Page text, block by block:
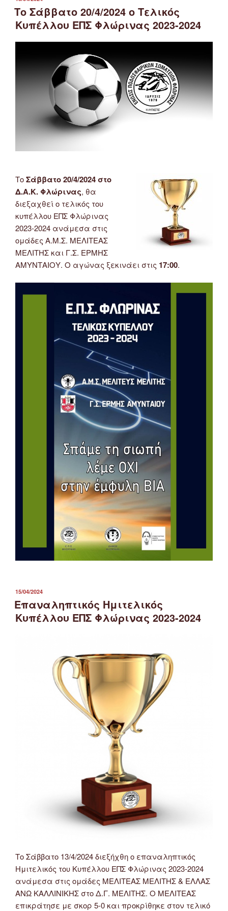
ΣΤΙΣ
Το Σάββατο 20/4/2024 ο Τελικός
Κυπέλλου ΕΠΣ Φλώρινας 2023-2024
ΤοΣάββατο 20/4/2024 στο
Δ.Α.Κ. Φλώρινας, θα
διεξαχθεί ο τελικός του
κυπέλλου ΕΠΣ Φλώρινας
2023-2024 ανάμεσα στις
ομάδες Α.Μ.Σ. ΜΕΛΙΤΕΑΣ
ΜΕΛΙΤΗΣ και Γ.Σ. ΕΡΜΗΣ
ΑΜΥΝΤΑΙΟΥ. Ο αγώνας ξεκινάει στις 17:00.
ΔΗΜΟΣΙΕΎΤΗΚΕ
ΣΤΙΣ
15/04/2024
Επαναληπτικός Ημιτελικός
Κυπέλλου ΕΠΣ Φλώρινας 2023-2024
Το Σάββατο 13/4/2024 διεξήχθη ο επαναληπτικός
Ημιτελικός του Κυπέλλου ΕΠΣ Φλώρινας 2023-2024
ανάμεσα στις ομάδες ΜΕΛΙΤΕΑΣ ΜΕΛΙΤΗΣ & ΕΛΛΑΣ
ΑΝΩ ΚΑΛΛΙΝΙΚΗΣ στο Δ.Γ. ΜΕΛΙΤΗΣ. Ο ΜΕΛΙΤΕΑΣ
επικράτησε με σκορ 5-0 και προκρίθηκε στον τελικό